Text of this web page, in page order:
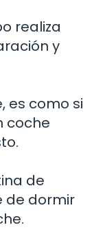
realiza
y
es como si
coche
de
de dormir